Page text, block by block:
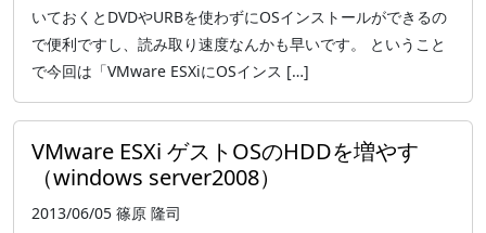
いておくとDVDやURBを使わずにOSインストールができるの
で便利ですし、読み取り速度なんかも早いです。 ということ
で今回は「VMware ESXiにOSインス […]
VMware ESXi ゲストOSのHDDを増やす
（windows server2008）
2013/06/05 篠原 隆司